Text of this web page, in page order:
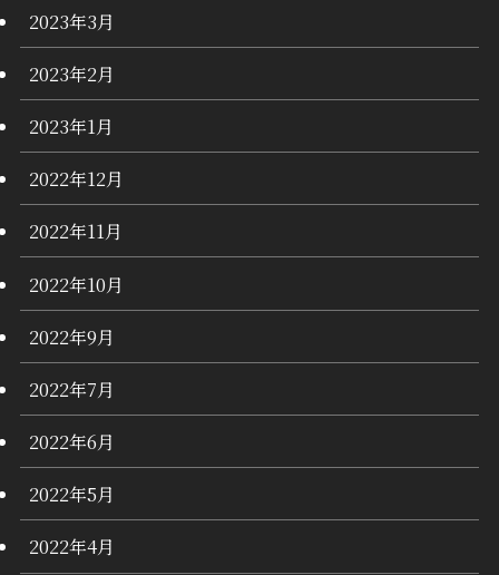
2023年3月
2023年2月
2023年1月
2022年12月
2022年11月
2022年10月
2022年9月
2022年7月
2022年6月
2022年5月
2022年4月